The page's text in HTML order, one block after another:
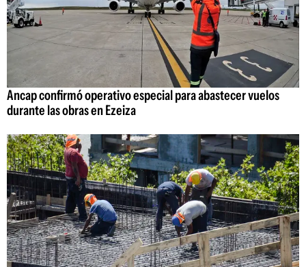
Ancap confirmó operativo especial para abastecer vuelos
durante las obras en Ezeiza